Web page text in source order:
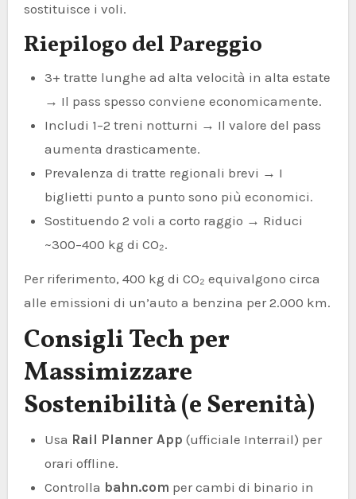
sostituisce i voli.
Riepilogo del Pareggio
3+ tratte lunghe ad alta velocità in alta estate
→ Il pass spesso conviene economicamente.
Includi 1–2 treni notturni → Il valore del pass
aumenta drasticamente.
Prevalenza di tratte regionali brevi → I
biglietti punto a punto sono più economici.
Sostituendo 2 voli a corto raggio → Riduci
~300–400 kg di CO₂.
Per riferimento, 400 kg di CO₂ equivalgono circa
alle emissioni di un’auto a benzina per 2.000 km.
Consigli Tech per
Massimizzare
Sostenibilità (e Serenità)
Usa Rail Planner App (ufficiale Interrail) per
orari offline.
Controlla bahn.com per cambi di binario in